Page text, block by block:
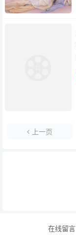
上一页
在线留言